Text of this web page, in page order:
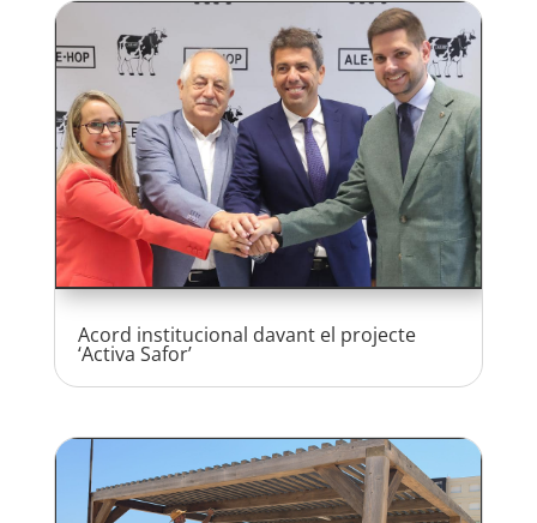
Acord institucional davant el projecte
‘Activa Safor’